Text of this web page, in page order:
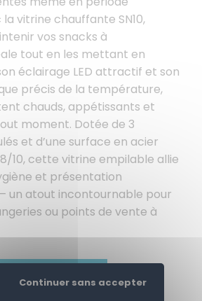
vitrine chauffante SN10,
vos snacks à
tout en les mettant en
éclairage LED attractif et son
précis de la température,
chauds, appétissants et
moment. Dotée de 3
et d’une surface en acier
10, cette vitrine empilable allie
et présentation
un atout incontournable pour
ou points de vente à
AJOUTER AU PANIER
Continuer sans accepter